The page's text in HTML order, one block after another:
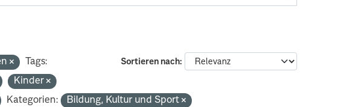
Sortieren nach
Tags:
Kinder
Kategorien: Bildung, Kultur und Sport